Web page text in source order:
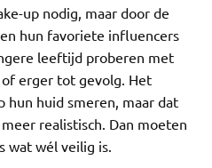
up nodig, maar door de
hun favoriete influencers
leeftijd proberen met
erger tot gevolg. Het
hun huid smeren, maar dat
realistisch. Dan moeten
wat wél veilig is.